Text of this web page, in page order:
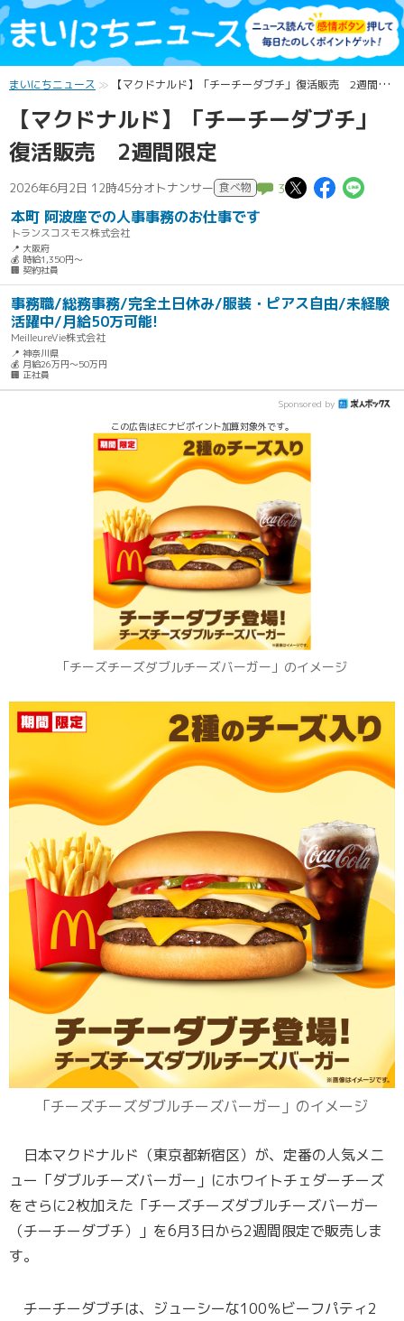
まいにちニュース 【マクドナルド】「チーチーダブチ」復活販売 2週間限定
【マクドナルド】「チーチーダブチ」
復活販売 2週間限定
2026年6月2日 12時45分オトナンサー 食べ物 3 この記
この
本町 阿波座での人事事務のお仕事です
トランスコスモス株式会社
📍 大阪府
💰 時給1,350円～
🏢 契約社員
事務職/総務事務/完全土日休み/服装・ピアス自由/未経験
活躍中/月給50万可能!
MeilleureVie株式会社
📍 神奈川県
💰 月給26万円～50万円
🏢 正社員
Sponsored by
この広告はECナビポイント加算対象外です。
「チーズチーズダブルチーズバーガー」のイメージ
「チーズチーズダブルチーズバーガー」のイメージ
日本マクドナルド（東京都新宿区）が、定番の人気メニ
ュー「ダブルチーズバーガー」にホワイトチェダーチーズ
をさらに2枚加えた「チーズチーズダブルチーズバーガー
（チーチーダブチ）」を6月3日から2週間限定で販売しま
す。
チーチーダブチは、ジューシーな100％ビーフパティ2